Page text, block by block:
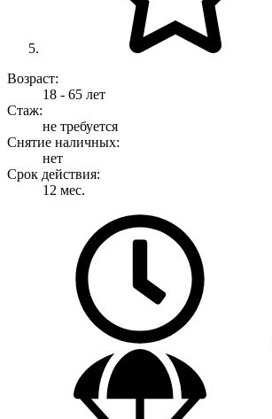
Возраст:
18 - 65 лет
Стаж:
не требуется
Снятие наличных:
нет
Срок действия:
12 мес.